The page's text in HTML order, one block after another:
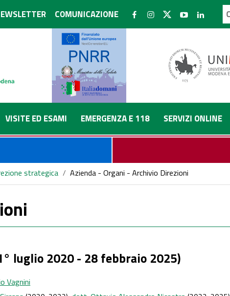
COMUNICAZIONE
VISITE ED ESAMI EMERGENZA E 118 SERVIZI ONLINE
strategica / Azienda - Organi - Archivio Direzioni
luglio 2020 - 28 febbraio 2025)
Vagnini